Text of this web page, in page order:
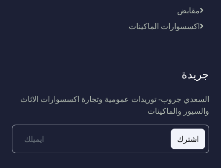
مقابض
اكسسوارات الماكينات
جريدة
السعدي جروب- توريدات عمومية وتجارة اكسسوارات الاثاث
والسيور والماكينات
اشترك